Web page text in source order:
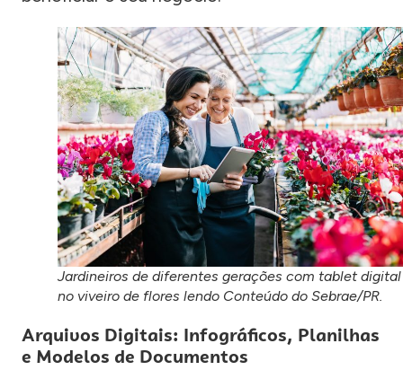
Jardineiros de diferentes gerações com tablet digital
no viveiro de flores lendo Conteúdo do Sebrae/PR.
Arquivos Digitais: Infográficos, Planilhas
e Modelos de Documentos